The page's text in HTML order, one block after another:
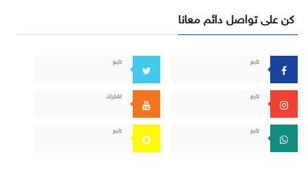
كن على تواصل دائم معانا
تابع تابع
تابع اشترك
تابع تابع